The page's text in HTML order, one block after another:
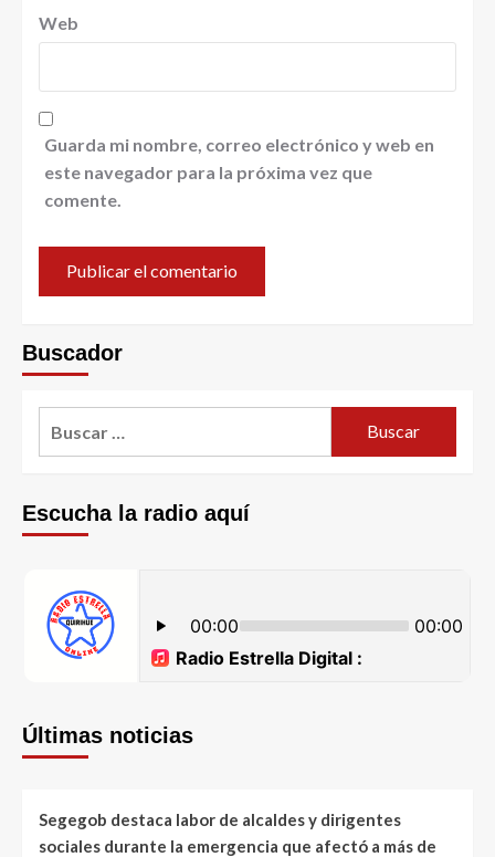
Web
Guarda mi nombre, correo electrónico y web en
este navegador para la próxima vez que
comente.
Buscador
Escucha la radio aquí
Últimas noticias
Segegob destaca labor de alcaldes y dirigentes
sociales durante la emergencia que afectó a más de